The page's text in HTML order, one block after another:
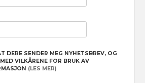
slik at du får en bedre kjøpsopplevelse og vi kan
cookies hovedsaklig til å lagre
hva du har puttet i handlekurven din. Fortsett å
du godtar dette.Les merellerendre innstillinger
DERE SENDER MEG NYHETSBREV, OG
VILKÅRENE FOR BRUK AV
(LES MER)